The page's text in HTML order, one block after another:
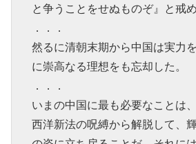
と争うことをせぬものぞ』と戒め
．．．
然るに清朝末期から中国は実力
に崇高なる理想をも忘却した。
．．．
いまの中国に最も必要なことは
西洋新法の呪縛から解脱して、